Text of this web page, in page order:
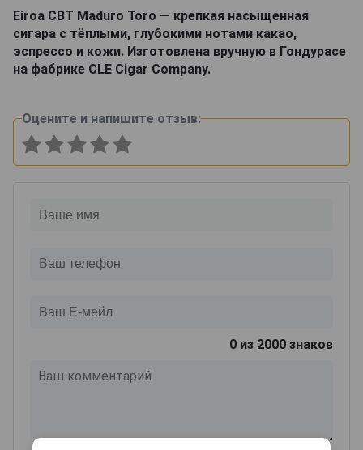
Eiroa CBT Maduro Toro — крепкая насыщенная
сигара с тёплыми, глубокими нотами какао,
эспрессо и кожи. Изготовлена вручную в Гондурасе
на фабрике CLE Cigar Company.
Оцените и напишите отзыв:
0 из 2000 знаков